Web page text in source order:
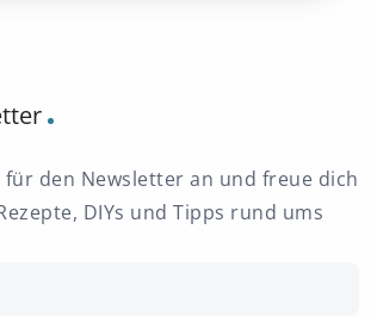
den Newsletter an und freue dich
DIYs und Tipps rund ums